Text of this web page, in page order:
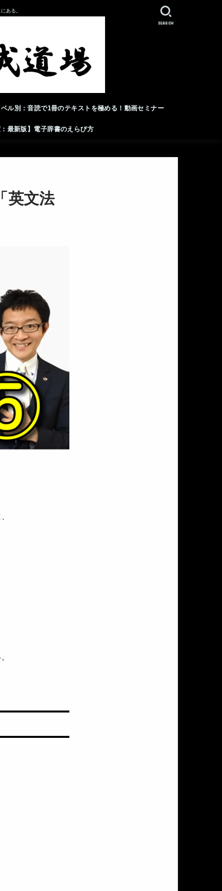
ある。
ル別：音読で1冊のテキストを極める！動画セミナー
最新版】電子辞書のえらび方
SEARCH
英文法